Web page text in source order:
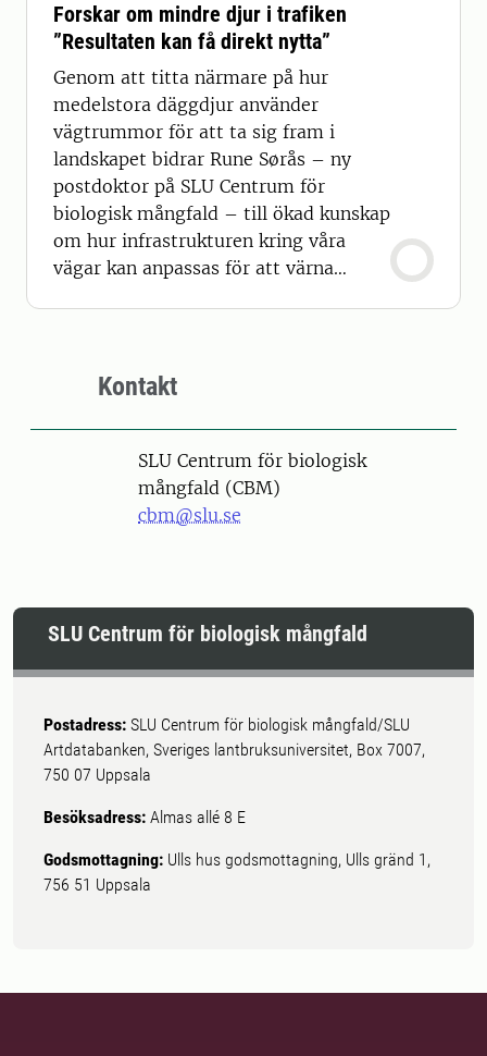
Forskar om mindre djur i trafiken
”Resultaten kan få direkt nytta”
Genom att titta närmare på hur
medelstora däggdjur använder
vägtrummor för att ta sig fram i
landskapet bidrar Rune Sørås – ny
postdoktor på SLU Centrum för
biologisk mångfald – till ökad kunskap
om hur infrastrukturen kring våra
vägar kan anpassas för att värna
Kontakt
SLU Centrum för biologisk
mångfald (CBM)
cbm@slu.se
SLU Centrum för biologisk mångfald
Postadress: SLU Centrum för biologisk mångfald/SLU
Artdatabanken, Sveriges lantbruksuniversitet, Box 7007,
750 07 Uppsala
Besöksadress: Almas allé 8 E
Godsmottagning: Ulls hus godsmottagning, Ulls gränd 1,
756 51 Uppsala